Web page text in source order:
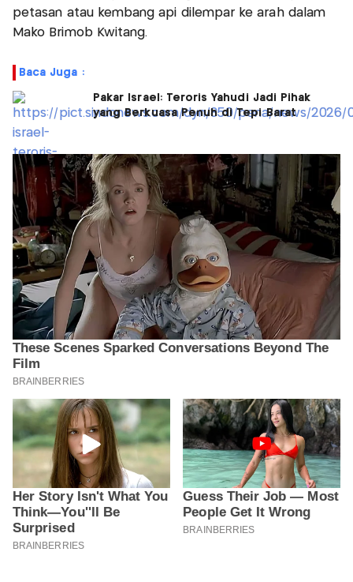
petasan atau kembang api dilempar ke arah dalam
Mako Brimob Kwitang.
Baca Juga :
Pakar Israel: Teroris Yahudi Jadi Pihak
yang Berkuasa Penuh di Tepi Barat